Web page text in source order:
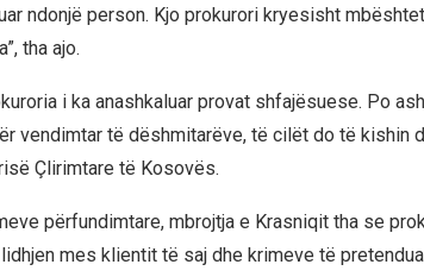
ndonjë person. Kjo prokurori kryesisht
tha ajo.
i ka anashkaluar provat shfajësuese. Po
vendimtar të dëshmitarëve, të cilët do të kishin
Çlirimtare të Kosovës.
përfundimtare, mbrojtja e Krasniqit tha se
mes klientit të saj dhe krimeve të